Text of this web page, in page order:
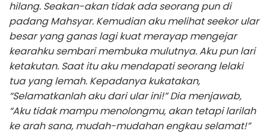
hilang. Seakan-akan tidak ada seorang pun di
padang Mahsyar. Kemudian aku melihat seekor ular
besar yang ganas lagi kuat merayap mengejar
kearahku sembari membuka mulutnya. Aku pun lari
ketakutan. Saat itu aku mendapati seorang lelaki
tua yang lemah. Kepadanya kukatakan,
“Selamatkanlah aku dari ular ini!” Dia menjawab,
“Aku tidak mampu menolongmu, akan tetapi larilah
ke arah sana, mudah-mudahan engkau selamat!”